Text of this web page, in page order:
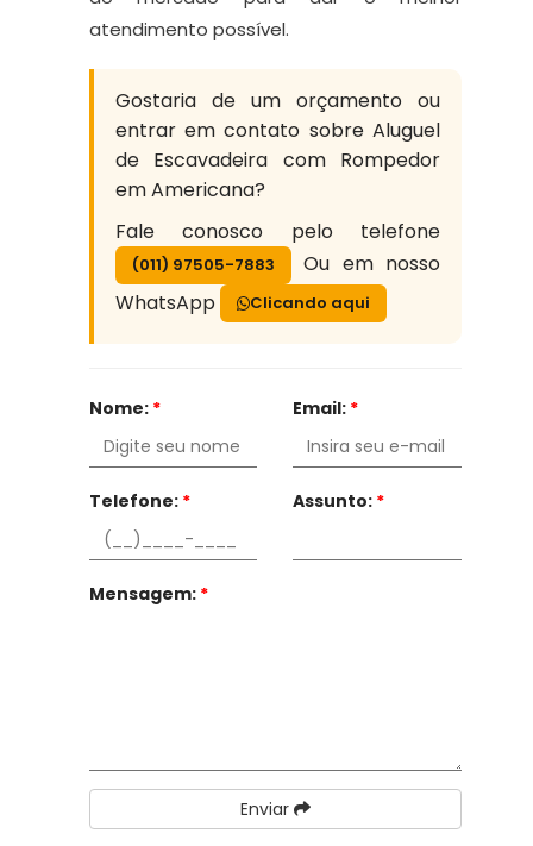
atendimento possível.
Gostaria de um orçamento ou
entrar em contato sobre Aluguel
de Escavadeira com Rompedor
em Americana?
Fale conosco pelo telefone
(011) 97505-7883
Ou em nosso
WhatsApp
Clicando aqui
Nome: * Email: *
Telefone: * Assunto: *
Mensagem: *
Enviar